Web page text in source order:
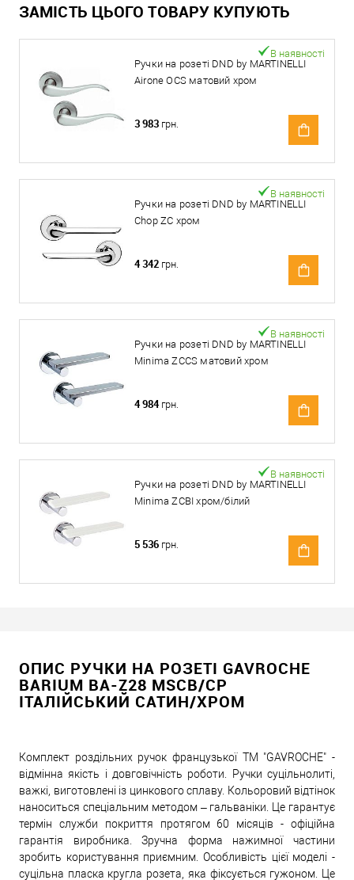
ЗАМІСТЬ ЦЬОГО ТОВАРУ КУПУЮТЬ
Ручки на розеті DND by MARTINELLI
Airone OСS матовий хром
В наявності
3 983 грн.
Ручки на розеті DND by MARTINELLI
Chop ZC хром
В наявності
4 342 грн.
Ручки на розеті DND by MARTINELLI
Minima ZСCS матовий хром
В наявності
4 984 грн.
Ручки на розеті DND by MARTINELLI
Minima ZCBI хром/білий
В наявності
5 536 грн.
ОПИС РУЧКИ НА РОЗЕТІ GAVROCHE
BARIUM BA-Z28 MSCB/CP
ІТАЛІЙСЬКИЙ САТИН/ХРОМ
Комплект роздільних ручок французької ТМ "GAVROCHE" -
відмінна якість і довговічність роботи. Ручки суцільнолиті,
важкі, виготовлені із цинкового сплаву. Кольоровий відтінок
наноситься спеціальним методом – гальваніки. Це гарантує
термін служби покриття протягом 60 місяців - офіційна
гарантія виробника. Зручна форма нажимної частини
зробить користування приємним. Особливість цієї моделі -
суцільна пласка кругла розета, яка фіксується гужоном. Це